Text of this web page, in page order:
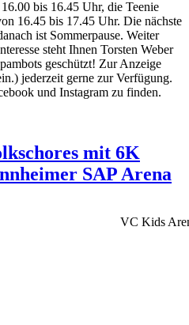
bis 16.45 Uhr, die Teenie
16.45 bis 17.45 Uhr. Die nächste
ist Sommerpause. Weiter
steht Ihnen Torsten Weber
geschützt! Zur Anzeige
) jederzeit gerne zur Verfügung.
und Instagram zu finden.
mit 6K
SAP Arena